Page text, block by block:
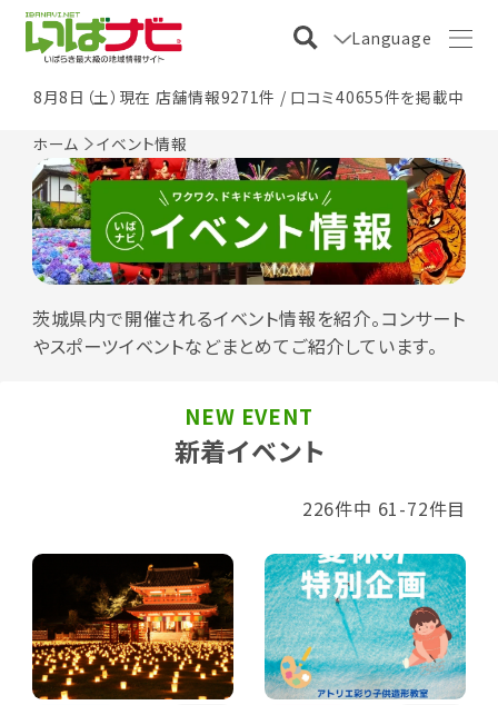
Language
8月8日（土）現在 店舗情報9271件 / 口コミ40655件を掲載中
ホーム イベント情報
茨城県内で開催されるイベント情報を紹介。コンサート
やスポーツイベントなどまとめてご紹介しています。
新着イベント
NEW EVENT
226件中 61-72件目